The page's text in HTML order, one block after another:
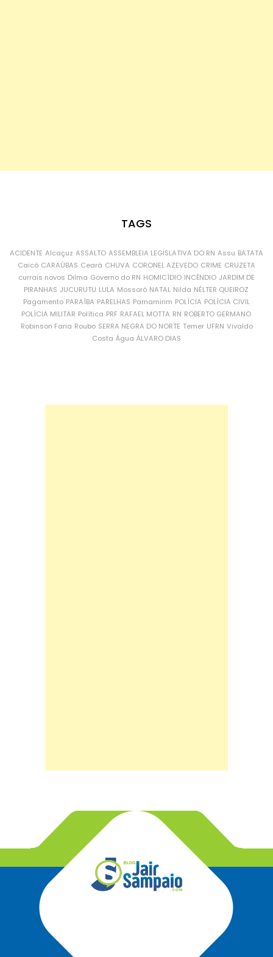
TAGS
ACIDENTE Alcaçuz ASSALTO ASSEMBLEIA LEGISLATIVA DO RN Assu BATATA
Caicó CARAÚBAS Ceará CHUVA CORONEL AZEVEDO CRIME CRUZETA
currais novos Dilma Governo do RN HOMICÍDIO INCÊNDIO JARDIM DE
PIRANHAS JUCURUTU LULA Mossoró NATAL Nilda NÉLTER QUEIROZ
Pagamento PARAÍBA PARELHAS Parnamirim POLÍCIA POLÍCIA CIVIL
POLÍCIA MILITAR Política PRF RAFAEL MOTTA RN ROBERTO GERMANO
Robinson Faria Roubo SERRA NEGRA DO NORTE Temer UFRN Vivaldo
Costa Água ÁLVARO DIAS